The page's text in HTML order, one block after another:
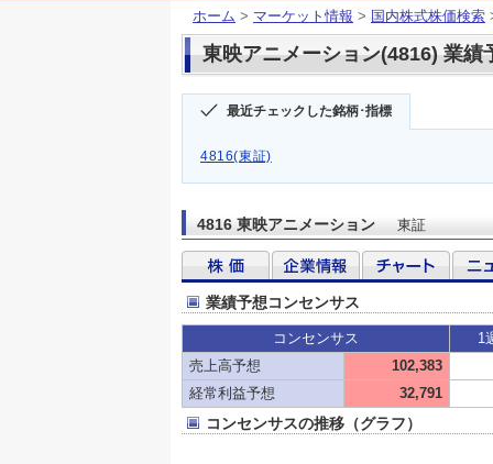
ホーム > マーケット情報 > 国内株式株価検索
東映アニメーション(4816) 業績
最近チェックした銘柄･指標
4816(東証)
4816 東映アニメーション 東証